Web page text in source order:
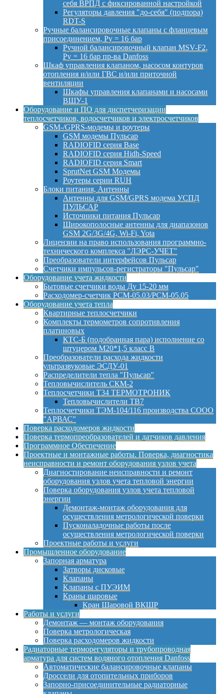
себя ВРПД с фиксированной настройкой
Регуляторы давления "до-себя" (подпора)
RDT-S
Ручные балансировочные клапаны с фланцевым
присоединением, Py = 16 бар
Ручной балансировочный клапан MSV-F2,
Py = 16 бар пр-ва Danfoss
Шкаф управления клапаном, насосом контуров
отопления и/или ГВС и/или приточной
вентиляции
Шкафы управления клапанами и насосами
ВШУ-1
Оборудование и ПО для диспетчеризации
теплосчетчиков, водосчетчиков и электросчетчиков
GSM-/GPRS-модемы и роутеры
GSM модемы Пульсар
RADIOFID серия Base
RADIOFID серия Hidh-Speed
RADIOFID серия Smart
SprutNet GSM Модемы
Роутеры серии RUH
Блоки питания, Антенны
Антенны для GSM/GPRS модема УСПД
ПУЛЬСАР
Источники питания Пульсар
Широкополосные антенны для диапазонов
GSM 2G/3G/4G, Wi-Fi, Yota
Лицензии на право использования программно-
технического комплекса "ЛЭРС-УЧЕТ"
Преобразователи интерфейсов Пульсар
Счетчики импульсов-регистраторы "Пульсар"
Оборудование учета жидкости
Бытовые счетчики воды Ду 15-20 мм
Расходомер-счетчик РСМ-05.03/РСМ-05.05
Оборудование учета тепла
Квартирные теплосчетчики
Комплекты термометров сопротивления
платиновых
КТС-Б (подобранная пара) исполнение со
штуцером М20*1,5 класс B
Преобразователи расхода жидкости
ультразвуковые ЭСДУ-01
Распределители тепла "Пульсар"
Тепловычислитель СКМ-2
Теплосчетчики Т34 ТЕРМОТРОНИК
Тепловычислители ТВ7
Теплосчетчики ТЭМ-104/116 производства СООО
"АРВАС"
Поверка расходомеров жидкости
Поверка термопреобразователей и датчиков давления
Программное Обеспечение
Проектные и монтажные работы. Поверка, диагностика
неисправности и ремонт оборудования узлов учета
Диагностирование неисправности и ремонт
оборудования узлов учета тепловой энергии
Поверка оборудования узлов учета тепловой
энергии
Демонтаж-монтаж оборудования для
осуществления метрологической поверки
Пусконаладочные работы после
осуществления метрологической поверки
Проектные работы и услуги
Промышленное оборудование
Запорная арматура
Затворы дисковые
Клапаны
Клапаны с ПУЭИМ
Краны шаровые
Кран Шаровой ВКШР
Работы и услуги
Демонтаж — монтаж оборудования
Поверка метрологическая
Поверка расходомеров жидкости
Радиаторные терморегуляторы и трубопроводная
арматура для систем водяного отопления Danfoss
Автоматические балансировочные клапаны
Дроссели для отопительных приборов
Запорно-присоединительные радиаторные